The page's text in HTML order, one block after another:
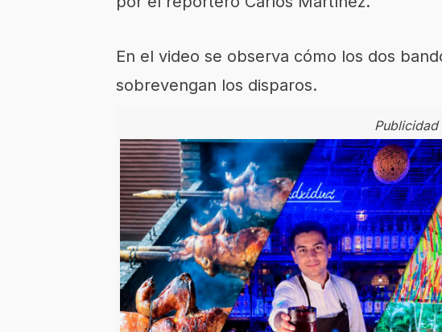
En el video se observa cómo los dos
sobrevengan los disparos.
Publicidad